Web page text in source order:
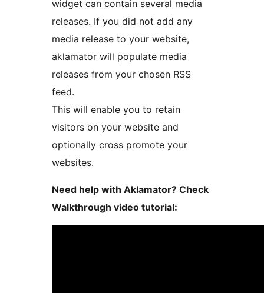
widget can contain several media
releases. If you did not add any
media release to your website,
aklamator will populate media
releases from your chosen RSS
feed.
This will enable you to retain
visitors on your website and
optionally cross promote your
websites.
Need help with Aklamator? Check
Walkthrough video tutorial: